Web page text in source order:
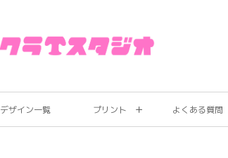
デザイン一覧 プリント よくある質問